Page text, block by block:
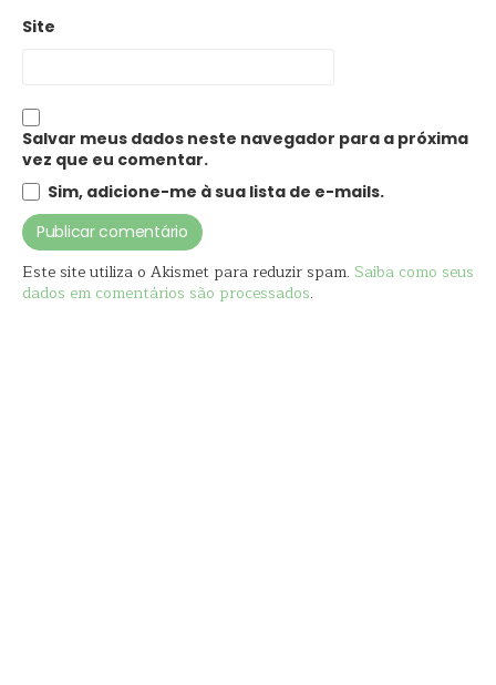
Site
Salvar meus dados neste navegador para a próxima
vez que eu comentar.
Sim, adicione-me à sua lista de e-mails.
Este site utiliza o Akismet para reduzir spam. Saiba como seus
dados em comentários são processados.